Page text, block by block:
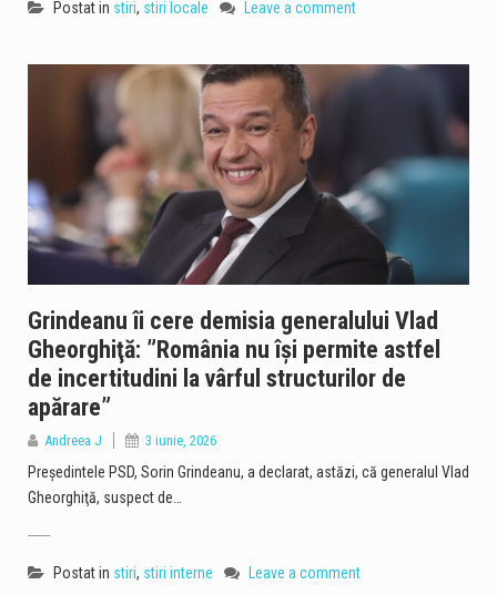
Postat in stiri, stiri locale Leave a comment
Grindeanu îi cere demisia generalului Vlad
Gheorghiţă: ”România nu îşi permite astfel
de incertitudini la vârful structurilor de
apărare”
Andreea J 3 iunie, 2026
Preşedintele PSD, Sorin Grindeanu, a declarat, astăzi, că generalul Vlad
Gheorghiţă, suspect de…
Postat in stiri, stiri interne Leave a comment